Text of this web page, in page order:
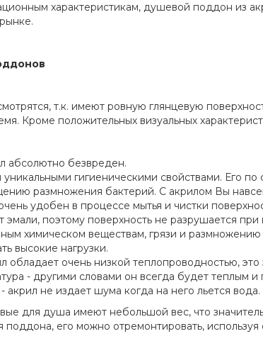
характеристикам, душевой поддон из
т.к. имеют ровную глянцевую
Кроме положительных визуальных
абсолютно безвреден.
гигиеническими свойствами. Его по
размножения бактерий. С акрилом Вы
удобен в процессе мытья и чистки
поэтому поверхность не разрушается при
химическом веществам, грязи и размножению
высокие нагрузки.
обладает очень низкой теплопроводностью, это
- другими словами он всегда будет теплым
не издает шума когда на него льется вода.
для душа имеют небольшой вес, что
его можно отремонтировать,